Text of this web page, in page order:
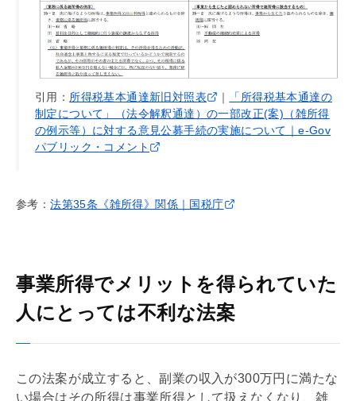
引用： 所得税基本通達新旧対照表 ｜
「所得税基本通達の
制定について」（法令解釈通達）の一部改正(案)（雑所得
の例示等）に対する意見公募手続の実施について｜e-Gov
パブリック・コメント
参考：法第35条《雑所得》関係｜国税庁
事業所得でメリットを得られていた
人にとっては不利な法案
この法案が成立すると、副業の収入が300万円に満たな
い場合はその所得は事業所得として扱えなくなり、雑